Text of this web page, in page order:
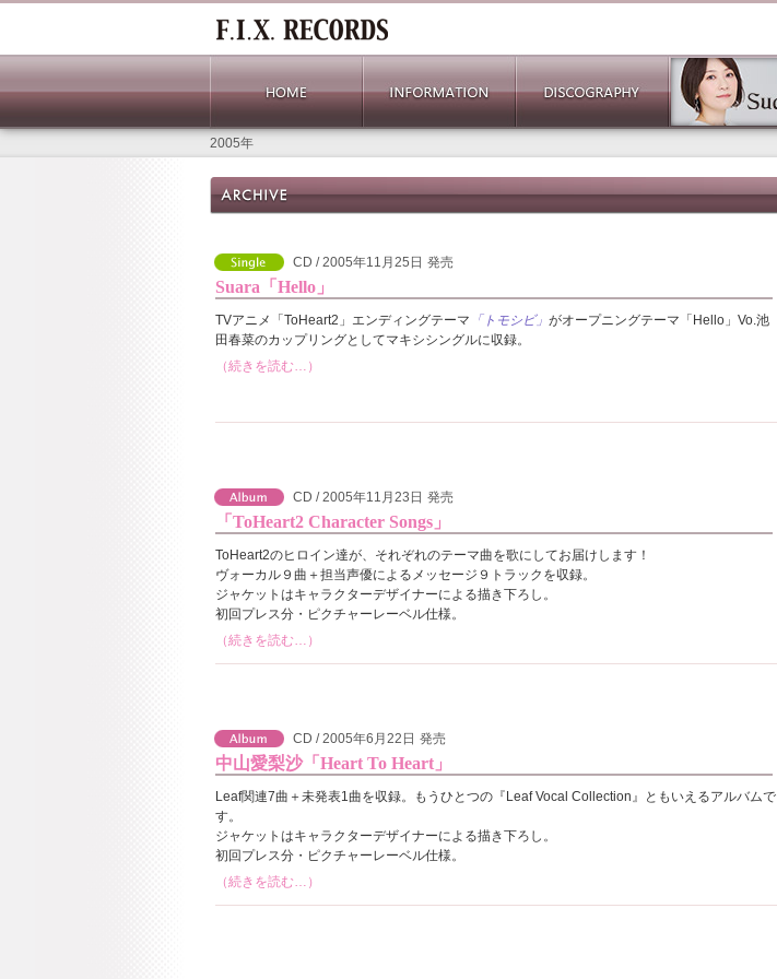
2005年
CD / 2005年11月25日 発売
Suara「Hello」
TVアニメ「ToHeart2」エンディングテーマ 「トモシビ」 がオープニングテーマ「Hello」Vo.池
田春菜のカップリングとしてマキシシングルに収録。
（続きを読む…）
CD / 2005年11月23日 発売
「ToHeart2 Character Songs」
ToHeart2のヒロイン達が、それぞれのテーマ曲を歌にしてお届けします！
ヴォーカル９曲＋担当声優によるメッセージ９トラックを収録。
ジャケットはキャラクターデザイナーによる描き下ろし。
初回プレス分・ピクチャーレーベル仕様。
（続きを読む…）
CD / 2005年6月22日 発売
中山愛梨沙「Heart To Heart」
Leaf関連7曲＋未発表1曲を収録。もうひとつの『Leaf Vocal Collection』ともいえるアルバムで
す。
ジャケットはキャラクターデザイナーによる描き下ろし。
初回プレス分・ピクチャーレーベル仕様。
（続きを読む…）